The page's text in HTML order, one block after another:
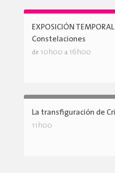
EXPOSICIÓN
Constelaciones
de 10h00 a 16h00
La transfiguración de
11h00